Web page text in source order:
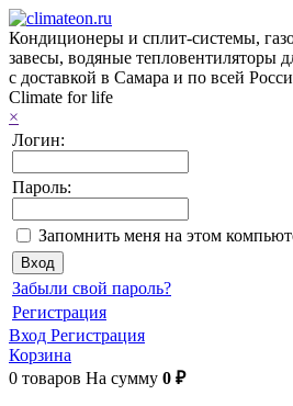
Кондиционеры и сплит-системы,
завесы, водяные тепловентиляторы
с доставкой в Самара и по всей
Climate for life
×
Логин:
Пароль:
Запомнить меня на этом
Забыли свой пароль?
Регистрация
Вход Регистрация
Корзина
0 товаров На сумму 0 ₽